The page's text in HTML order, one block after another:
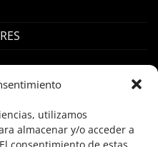
utilizamos
almacenar y/o acceder a